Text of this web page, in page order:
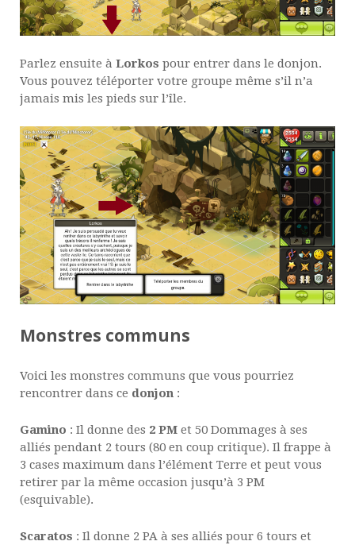
Parlez ensuite à Lorkos pour entrer dans le donjon.
Vous pouvez téléporter votre groupe même s’il n’a
jamais mis les pieds sur l’île.
Monstres communs
Voici les monstres communs que vous pourriez
rencontrer dans ce donjon :
Gamino : Il donne des 2 PM et 50 Dommages à ses
alliés pendant 2 tours (80 en coup critique). Il frappe à
3 cases maximum dans l’élément Terre et peut vous
retirer par la même occasion jusqu’à 3 PM
(esquivable).
Scaratos : Il donne 2 PA à ses alliés pour 6 tours et